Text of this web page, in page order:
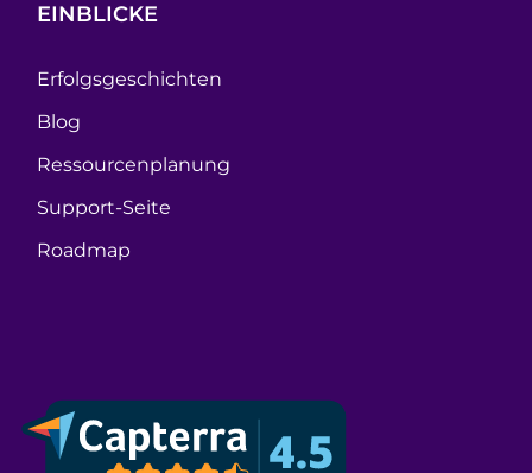
EINBLICKE
Erfolgsgeschichten
Blog
Ressourcenplanung
Support-Seite
Roadmap